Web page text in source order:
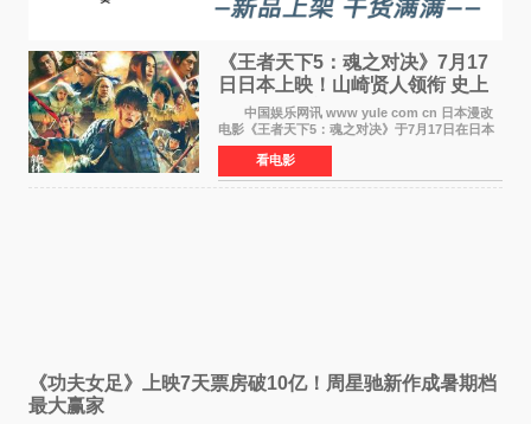
《王者天下5：魂之对决》7月17
日日本上映！山崎贤人领衔 史上
最大“函谷关防卫战”
中国娱乐网讯 www yule com cn 日本漫改
电影《王者天下5：魂之对决》于7月17日在日本
全国上映。这部由佐藤信介执导、山崎贤人主演
的历史动作片，改编自原泰久同名人气漫画，继
续讲述信和漂
看电影
《功夫女足》上映7天票房破10亿！周星驰新作成暑期档
最大赢家